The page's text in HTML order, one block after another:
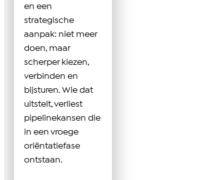
en een
strategische
aanpak: niet meer
doen, maar
scherper kiezen,
verbinden en
bijsturen. Wie dat
uitstelt, verliest
pipelinekansen die
in een vroege
oriëntatiefase
ontstaan.